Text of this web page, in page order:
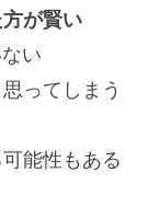
が賢い
い
しまう
能性もある